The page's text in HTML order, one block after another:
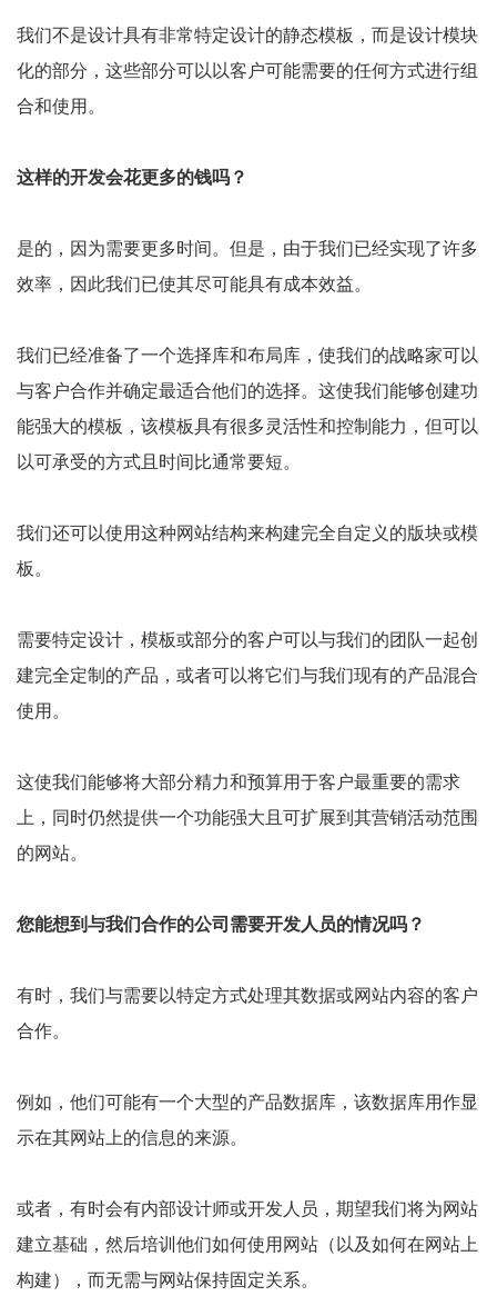
我们不是设计具有非常特定设计的静态模板，而是设计模块
化的部分，这些部分可以以客户可能需要的任何方式进行组
合和使用。
这样的开发会花更多的钱吗？
是的，因为需要更多时间。但是，由于我们已经实现了许多
效率，因此我们已使其尽可能具有成本效益。
我们已经准备了一个选择库和布局库，使我们的战略家可以
与客户合作并确定最适合他们的选择。这使我们能够创建功
能强大的模板，该模板具有很多灵活性和控制能力，但可以
以可承受的方式且时间比通常要短。
我们还可以使用这种网站结构来构建完全自定义的版块或模
板。
需要特定设计，模板或部分的客户可以与我们的团队一起创
建完全定制的产品，或者可以将它们与我们现有的产品混合
使用。
这使我们能够将大部分精力和预算用于客户最重要的需求
上，同时仍然提供一个功能强大且可扩展到其营销活动范围
的网站。
您能想到与我们合作的公司需要开发人员的情况吗？
有时，我们与需要以特定方式处理其数据或网站内容的客户
合作。
例如，他们可能有一个大型的产品数据库，该数据库用作显
示在其网站上的信息的来源。
或者，有时会有内部设计师或开发人员，期望我们将为网站
建立基础，然后培训他们如何使用网站（以及如何在网站上
构建），而无需与网站保持固定关系。